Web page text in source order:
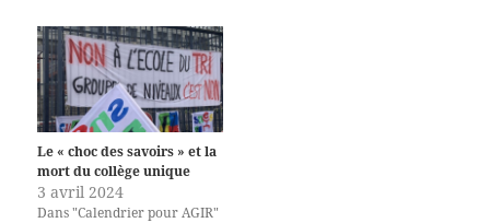
Le « choc des savoirs » et la
mort du collège unique
3 avril 2024
Dans "Calendrier pour AGIR"